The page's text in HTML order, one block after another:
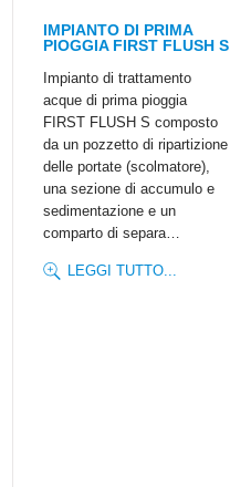
IMPIANTO DI PRIMA
PIOGGIA FIRST FLUSH S
Impianto di trattamento
acque di prima pioggia
FIRST FLUSH S composto
da un pozzetto di ripartizione
delle portate (scolmatore),
una sezione di accumulo e
sedimentazione e un
comparto di separa…
LEGGI TUTTO...